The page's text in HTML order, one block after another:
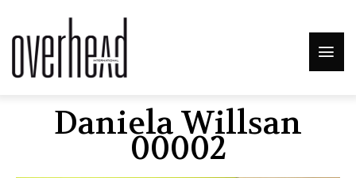
Daniela Willsan
00002